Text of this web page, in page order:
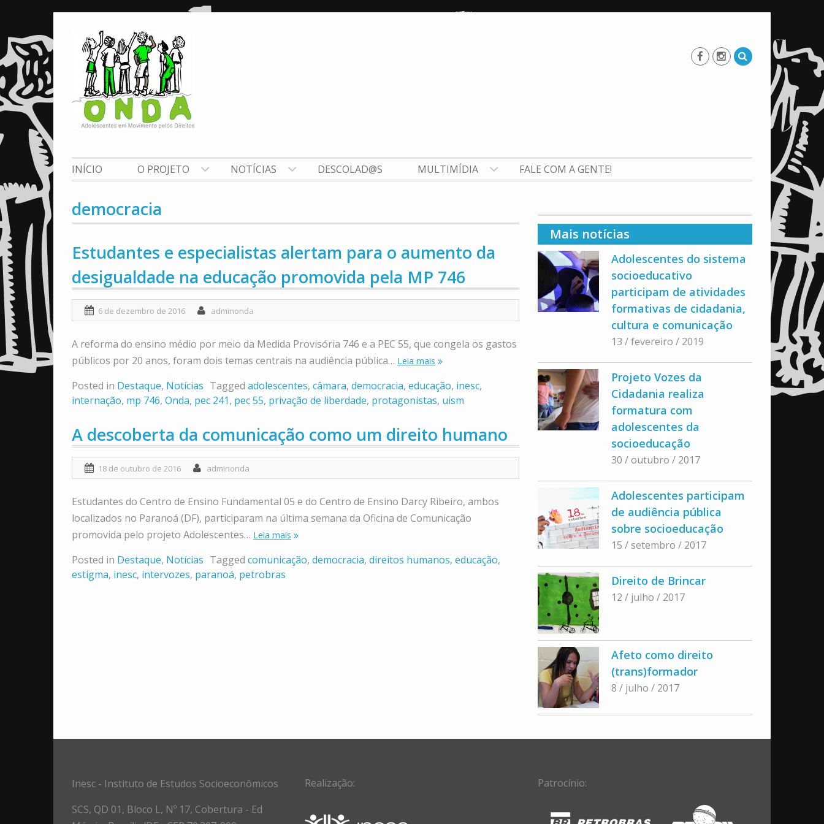
content
INÍCIO O PROJETO NOTÍCIAS DESCOLAD@S MULTIMÍDIA FALE COM A GENTE!
democracia
Estudantes e especialistas alertam para o aumento da
desigualdade na educação promovida pela MP 746
6 de dezembro de 2016 adminonda
A reforma do ensino médio por meio da Medida Provisória 746 e a PEC 55, que congela os gastos
públicos por 20 anos, foram dois temas centrais na audiência pública… Leia mais
Posted in Destaque, Notícias Tagged adolescentes, câmara, democracia, educação, inesc,
internação, mp 746, Onda, pec 241, pec 55, privação de liberdade, protagonistas, uism
A descoberta da comunicação como um direito humano
18 de outubro de 2016 adminonda
Estudantes do Centro de Ensino Fundamental 05 e do Centro de Ensino Darcy Ribeiro, ambos
localizados no Paranoá (DF), participaram na última semana da Oficina de Comunicação
promovida pelo projeto Adolescentes… Leia mais
Posted in Destaque, Notícias Tagged comunicação, democracia, direitos humanos, educação,
estigma, inesc, intervozes, paranoá, petrobras
Mais notícias
Adolescentes do sistema
socioeducativo
participam de atividades
formativas de cidadania,
cultura e comunicação
13 / fevereiro / 2019
Projeto Vozes da
Cidadania realiza
formatura com
adolescentes da
socioeducação
30 / outubro / 2017
Adolescentes participam
de audiência pública
sobre socioeducação
15 / setembro / 2017
Direito de Brincar
12 / julho / 2017
Afeto como direito
(trans)formador
8 / julho / 2017
Inesc - Instituto de Estudos Socioeconômicos
SCS, QD 01, Bloco L, Nº 17, Cobertura - Ed
Realização: Patrocínio: